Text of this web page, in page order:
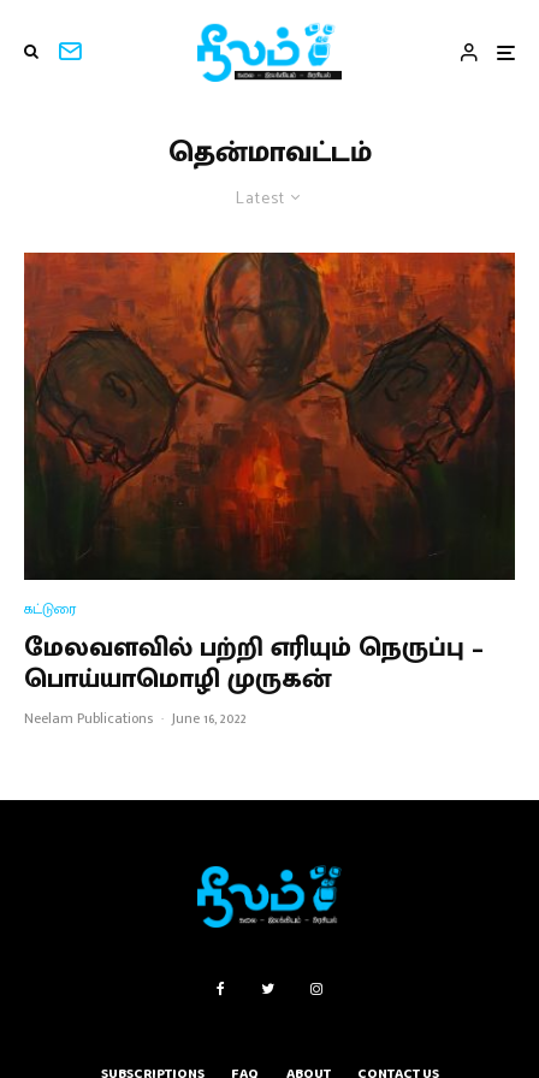
தென்மாவட்டம்
Latest
கட்டுரை
மேலவளவில் பற்றி எரியும் நெருப்பு –
பொய்யாமொழி முருகன்
Neelam Publications · June 16, 2022